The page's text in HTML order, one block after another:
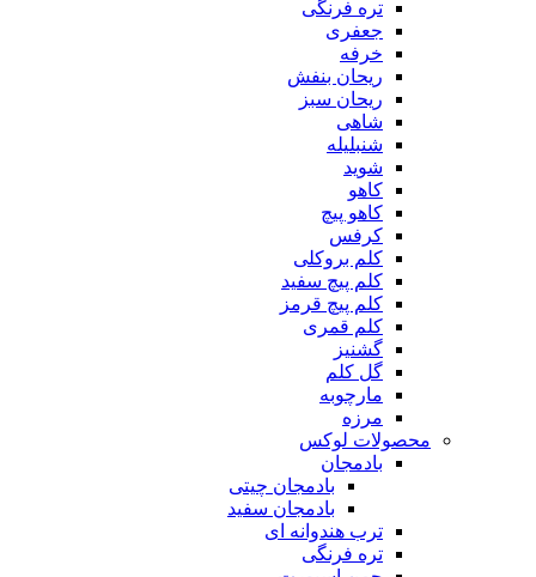
تره فرنگی
جعفری
خرفه
ریحان بنفش
ریحان سبز
شاهی
شنبلیله
شوید
کاهو
کاهو پیچ
کرفس
کلم بروکلی
کلم پیچ سفید
کلم پیچ قرمز
کلم قمری
گشنیز
گل کلم
مارچوبه
مرزه
محصولات لوکس
بادمجان
بادمجان چیتی
بادمجان سفید
ترب هندوانه ای
تره فرنگی